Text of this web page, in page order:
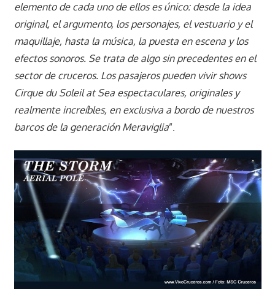
elemento de cada uno de ellos es único: desde la idea
original, el argumento, los personajes, el vestuario y el
maquillaje, hasta la música, la puesta en escena y los
efectos sonoros. Se trata de algo sin precedentes en el
sector de cruceros. Los pasajeros pueden vivir shows
Cirque du Soleil at Sea espectaculares, originales y
realmente increíbles, en exclusiva a bordo de nuestros
barcos de la generación Meraviglia”.